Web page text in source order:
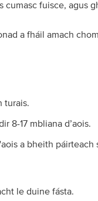
fuisce, agus
a fháil amach
turais.
8-17 mbliana d’aois.
a bheith páirteach
le duine fásta.